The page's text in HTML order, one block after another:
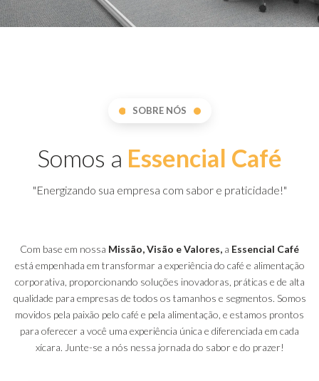
SOBRE NÓS
Somos a Essencial Café
"Energizando sua empresa com sabor e praticidade!"
Com base em nossa Missão, Visão e Valores, a Essencial Café
está empenhada em transformar a experiência do café e alimentação
corporativa, proporcionando soluções inovadoras, práticas e de alta
qualidade para empresas de todos os tamanhos e segmentos. Somos
movidos pela paixão pelo café e pela alimentação, e estamos prontos
para oferecer a você uma experiência única e diferenciada em cada
xícara. Junte-se a nós nessa jornada do sabor e do prazer!